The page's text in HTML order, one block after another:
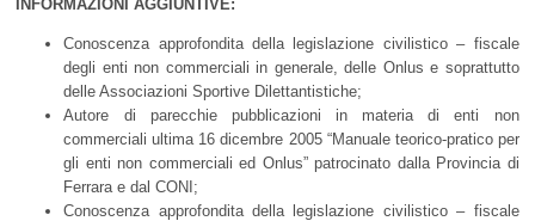
INFORMAZIONI AGGIUNTIVE:
Conoscenza approfondita della legislazione civilistico – fiscale
degli enti non commerciali in generale, delle Onlus e soprattutto
delle Associazioni Sportive Dilettantistiche;
Autore di parecchie pubblicazioni in materia di enti non
commerciali ultima 16 dicembre 2005 “Manuale teorico-pratico per
gli enti non commerciali ed Onlus” patrocinato dalla Provincia di
Ferrara e dal CONI;
Conoscenza approfondita della legislazione civilistico – fiscale